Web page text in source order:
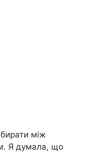
між
Я думала, що